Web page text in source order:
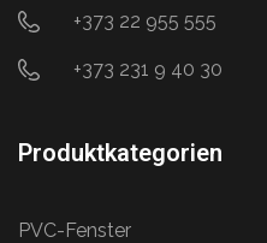
+373 22 955 555
+373 231 9 40 30
Produktkategorien
PVC-Fenster